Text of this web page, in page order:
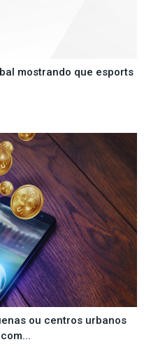
mostrando que esports
ou centros urbanos